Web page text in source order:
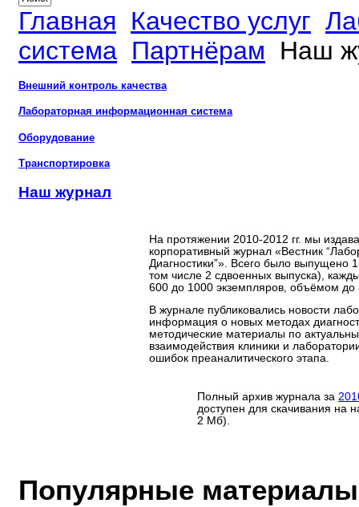
Главная Качество услуг
система Партнёрам Наш
Внешний контроль качества
Лабораторная информационная система
Оборудование
Транспортировка
Наш журнал
На протяжении 2010-2012 гг. мы
корпоративный журнал «Вестник
Диагностики”». Всего было выпущено
том числе 2 сдвоенных выпуска),
600 до 1000 экземпляров, объёмом до
В журнале публиковались новости
информация о новых методах
методические материалы по
взаимодействия клиники и
ошибок преаналитического этапа.
Полный архив журнала за
доступен для скачивания на
2 Мб).
Популярные материалы